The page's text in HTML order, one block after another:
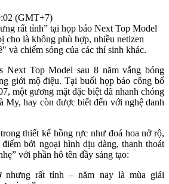
(GMT+7)
rất tỉnh” tại họp báo Next Top Model
cho là không phù hợp, nhiều netizen
và chiếm sóng của các thí sinh khác.
Next Top Model sau 8 năm vắng bóng
giới mộ điệu. Tại buổi họp báo công bố
một gương mặt đặc biệt đã nhanh chóng
My, hay còn được biết đến với nghệ danh
thiết kế hồng rực như đoá hoa nở rộ,
bởi ngoại hình dịu dàng, thanh thoát
với phần hô tên đầy sáng tạo:
rất tỉnh – năm nay là mùa giải